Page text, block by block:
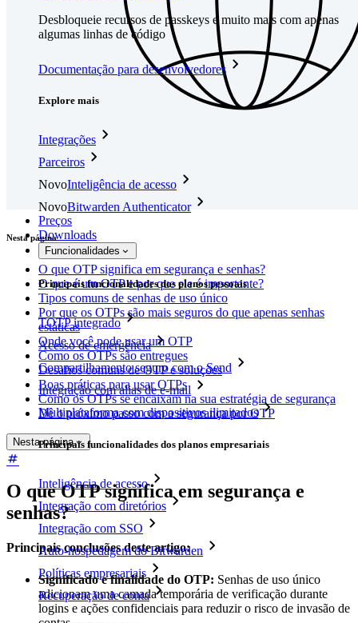
Desbloqueie recursos de passkeys e muito mais com apenas
algumas linhas de código
Documentação para desenvolvedores
Explore mais
Integrações
Parceiros
NovoInteligência de acesso
NovoBitwarden Authenticator
Preços
Downloads
Funcionalidades
Principais funcionalidades dos planos pessoais
TOTP integrado
Acesso de emergência
Compartilhamento seguro com o Send
Integração com alias de e-mail
Multiplataforma com dispositivos ilimitados
Principais funcionalidades dos planos empresariais
Inteligência de acesso
Integração com diretórios
Integração com SSO
Auto-hospedagem do Bitwarden
Políticas empresariais
Recuperação de conta
Nesta página
O que OTP significa em segurança e senhas?
O que é um OTP e por que ele é importante?
Tipos comuns de senhas de uso único
Por que os OTPs são mais seguros do que apenas senhas
estáticas
Onde você pode usar um OTP
Como os OTPs são entregues
Desafios comuns de OTP e soluções
Boas práticas para usar OTPs
Como os OTPs se encaixam na sua estratégia de segurança
Dê o próximo passo com a segurança por OTP
Nesta página
O que OTP significa em segurança e
senhas?
Principais conclusões deste artigo:
Significado e finalidade do OTP: Senhas de uso único
adicionam uma camada temporária de verificação durante
logins e ações confidenciais para reduzir o risco de invasão de